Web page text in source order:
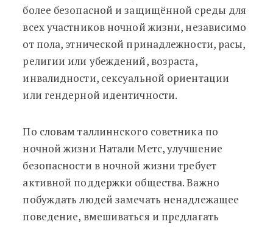
более безопасной и защищённой среды для
всех участников ночной жизни, независимо
от пола, этнической принадлежности, расы,
религии или убеждений, возраста,
инвалидности, сексуальной ориентации
или гендерной идентичности.
По словам таллиннского советника по
ночной жизни Натали Метс, улучшение
безопасности в ночной жизни требует
активной поддержки общества. Важно
побуждать людей замечать ненадлежащее
поведение, вмешиваться и предлагать